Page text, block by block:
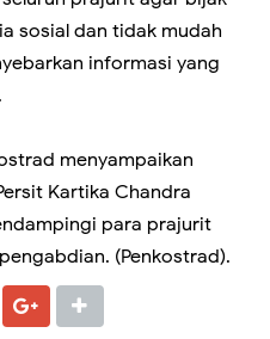
sosial dan tidak mudah
informasi yang
menyampaikan
Kartika Chandra
para prajurit
(Penkostrad).